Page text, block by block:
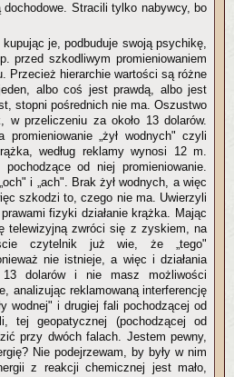
Stracili tylko nabywcy, bo
je, podbuduje swoją psychikę,
przed szkodliwym promieniowaniem
Przecież hierarchie wartości są różne
albo coś jest prawdą, albo jest
stopni pośrednich nie ma. Oszustwo
w przeliczeniu za około 13 dolarów.
„żył wodnych" czyli
według reklamy wynosi 12 m.
od niej promieniowanie.
i „ach". Brak żył wodnych, a więc
szkodzi to, czego nie ma. Uwierzyli
fizyki działanie krążka. Mając
telewizyjną zwróci się z zyskiem, na
czytelnik już wie, że „tego"
nie istnieje, a więc i działania
13 dolarów i nie masz możliwości
analizując reklamowaną interferencję
wodnej" i drugiej fali pochodzącej od
tej geopatycznej (pochodzącej od
przy dwóch falach. Jestem pewny,
Nie podejrzewam, by były w nim
z reakcji chemicznej jest mało,